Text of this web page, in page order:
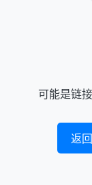
可能是链
返